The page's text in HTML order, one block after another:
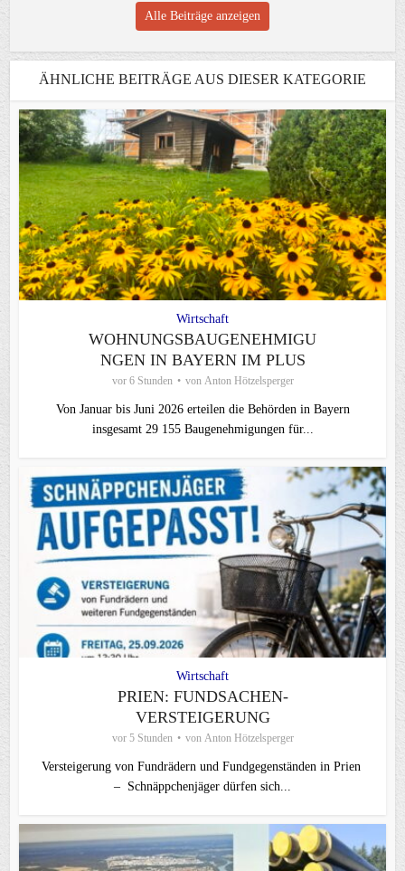
Alle Beiträge anzeigen
ÄHNLICHE BEITRÄGE AUS DIESER KATEGORIE
Wirtschaft
WOHNUNGSBAUGENEHMIGU
NGEN IN BAYERN IM PLUS
vor 6 Stunden von Anton Hötzelsperger
Von Januar bis Juni 2026 erteilen die Behörden in Bayern
insgesamt 29 155 Baugenehmigungen für...
Wirtschaft
PRIEN: FUNDSACHEN-
VERSTEIGERUNG
vor 5 Stunden von Anton Hötzelsperger
Versteigerung von Fundrädern und Fundgegenständen in Prien
– Schnäppchenjäger dürfen sich...